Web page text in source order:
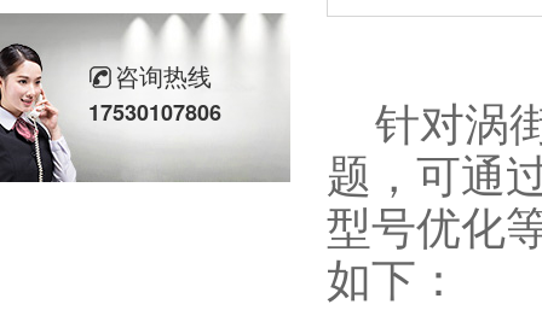
针对涡
题，可通
型号优化
如下：
咨询热线
17530107806